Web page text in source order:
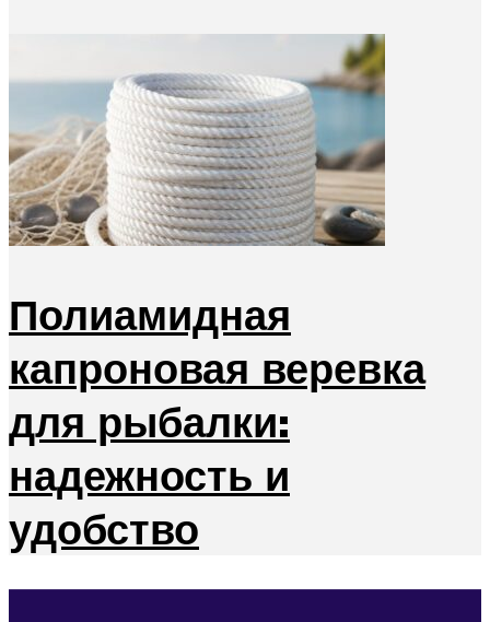
Полиамидная
капроновая веревка
для рыбалки:
надежность и
удобство